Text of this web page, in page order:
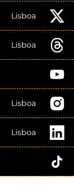
Lisboa
Lisboa
Lisboa
Lisboa